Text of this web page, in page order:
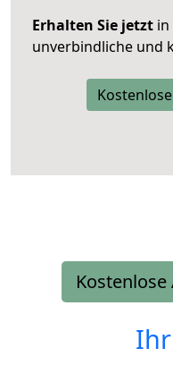
Erhalten Sie jetzt
unverbindliche und